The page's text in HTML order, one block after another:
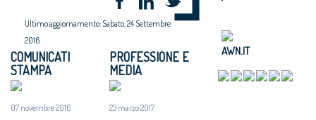
Ultimo aggiornamento: Sabato, 24 Settembre
2016
COMUNICATI
STAMPA
07 novembre 2016
PROFESSIONE E
MEDIA
23 marzo 2017
AWN.IT